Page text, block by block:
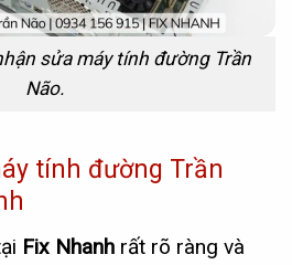
sửa máy tính đường Trần
Não.
tính đường Trần
Fix Nhanh rất rõ ràng và